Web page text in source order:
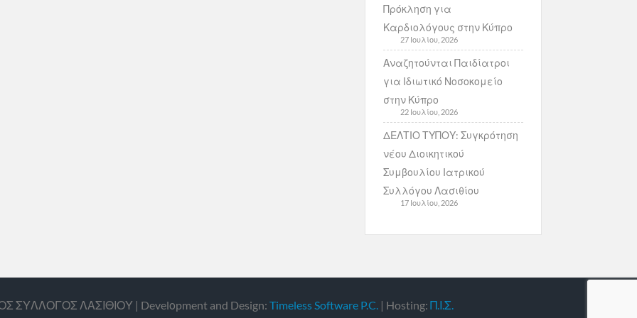
Πρόκληση για
Καρδιολόγους στην Κύπρο
27 Ιουλίου, 2026
Αναζητούνται Παιδίατροι
για Ιδιωτικό Νοσοκομείο
στην Κύπρο
22 Ιουλίου, 2026
ΔΕΛΤΙΟ ΤΥΠΟΥ: Συγκρότηση
νέου Διοικητικού
Συμβουλίου Ιατρικού
Συλλόγου Λασιθίου
17 Ιουλίου, 2026
ΣΥΛΛΟΓΟΣ ΛΑΣΙΘΙΟΥ | Develοpment and Design: Timeless Software P.C. | Hosting: Π.Ι.Σ.